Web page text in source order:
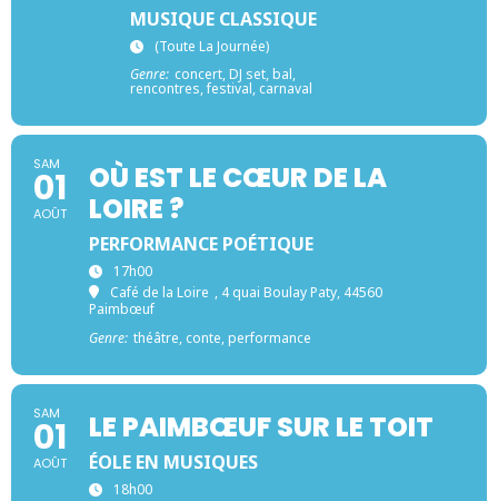
MUSIQUE CLASSIQUE
(toute La Journée)
Genre: concert, DJ set, bal,
rencontres, festival, carnaval
SAM
01
AOÛT
OÙ EST LE CŒUR DE LA
LOIRE ?
PERFORMANCE POÉTIQUE
17h00
Café de la Loire , 4 quai Boulay Paty, 44560
Paimbœuf
Genre: théâtre, conte, performance
SAM
01
AOÛT
LE PAIMBŒUF SUR LE TOIT
ÉOLE EN MUSIQUES
18h00